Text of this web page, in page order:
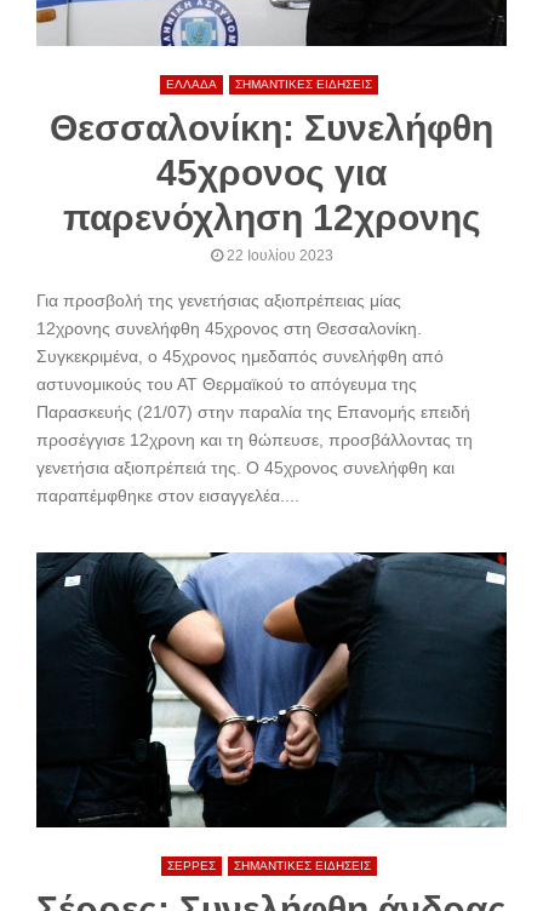
ΕΛΛΑΔΑ ΣΗΜΑΝΤΙΚΕΣ ΕΙΔΗΣΕΙΣ
Θεσσαλονίκη: Συνελήφθη
45χρονος για
παρενόχληση 12χρονης
22 Ιουλίου 2023
Για προσβολή της γενετήσιας αξιοπρέπειας μίας
12χρονης συνελήφθη 45χρονος στη Θεσσαλονίκη.
Συγκεκριμένα, ο 45χρονος ημεδαπός συνελήφθη από
αστυνομικούς του ΑΤ Θερμαϊκού το απόγευμα της
Παρασκευής (21/07) στην παραλία της Επανομής επειδή
προσέγγισε 12χρονη και τη θώπευσε, προσβάλλοντας τη
γενετήσια αξιοπρέπειά της. Ο 45χρονος συνελήφθη και
παραπέμφθηκε στον εισαγγελέα....
ΣΕΡΡΕΣ ΣΗΜΑΝΤΙΚΕΣ ΕΙΔΗΣΕΙΣ